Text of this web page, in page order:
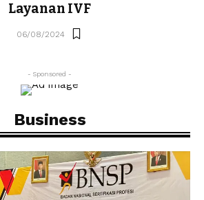
Layanan IVF
06/08/2024
- Sponsored -
Business